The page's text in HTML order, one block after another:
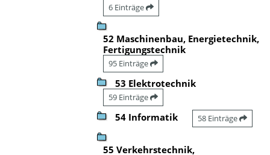
6 Einträge
52 Maschinenbau, Energietechnik,
Fertigungstechnik
95 Einträge
53 Elektrotechnik
59 Einträge
54 Informatik 58 Einträge
55 Verkehrstechnik,